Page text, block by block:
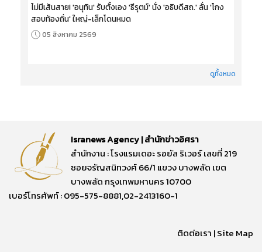
ไม่มีเส้นสาย! 'อนุทิน' รับตั้งเอง 'ธีรุตม์' นั่ง 'อธิบดีสถ.' ลั่น 'โกง
สอบท้องถิ่น' ใหญ่-เล็กโดนหมด
05 สิงหาคม 2569
ดูทั้งหมด
Isranews Agency | สำนักข่าวอิศรา
สำนักงาน : โรงแรมเดอะ รอยัล ริเวอร์ เลขที่ 219
ซอยจรัญสนิทวงศ์ 66/1 แขวง บางพลัด เขต
บางพลัด กรุงเทพมหานคร 10700
เบอร์โทรศัพท์ : 095-575-8881,02-2413160-1
ติดต่อเรา |Site Map